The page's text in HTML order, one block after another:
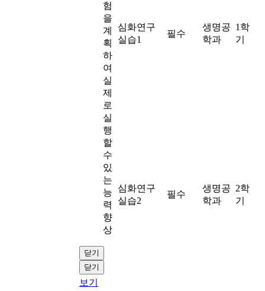
험
을
계
획
하
여
실
제
로
실
행
할
수
있
는
능
력
향
상
닫기
닫기
심화연구
실습1
필수
생명공
학과
1학
기
심화연구
실습2
필수
생명공
학과
2학
기
보기